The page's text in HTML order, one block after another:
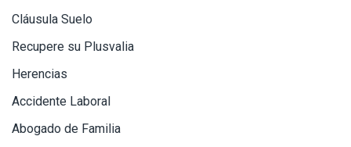
Cláusula Suelo
Recupere su Plusvalia
Herencias
Accidente Laboral
Abogado de Familia